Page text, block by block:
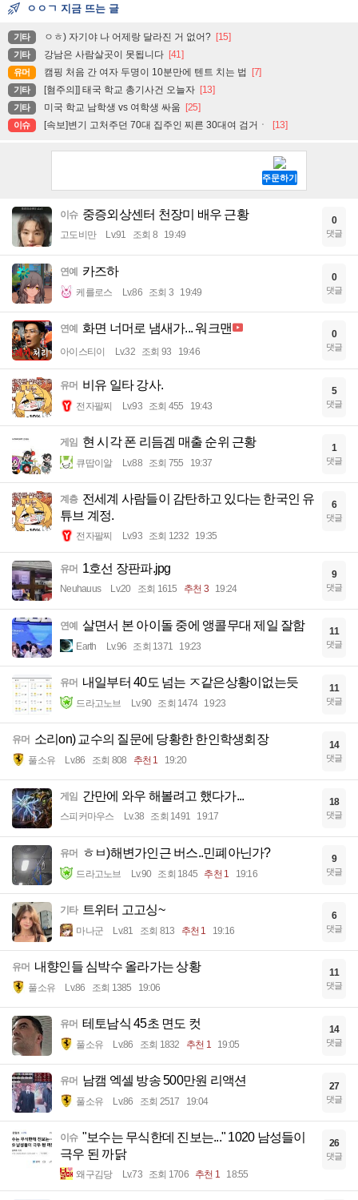
ㅇㅇㄱ 지금 뜨는 글
기타 ㅇㅎ) 자기야 나 어제랑 달라진 거 없어? [15]
기타 강남은 사람살곳이 못됩니다 [41]
유머 캠핑 처음 간 여자 두명이 10분만에 텐트 치는 법 [7]
기타 [혐주의]] 태국 학교 총기사건 오늘자 [13]
기타 미국 학교 남학생 vs 여학생 싸움 [25]
이슈 [속보]변기 고처주던 70대 집주인 찌른 30대여 검거ㆍ [13]
이슈 중증외상센터 천장미 배우 근황
고도비만 Lv.91 조회 8 19:49
0
댓글
연예 카즈하
케를로스 Lv.86 조회 3 19:49
0
댓글
연예 화면 너머로 냄새가... 워크맨
아이스티이 Lv.32 조회 93 19:46
0
댓글
유머 비유 일타 강사.
전자팔찌 Lv.93 조회 455 19:43
5
댓글
게임 현 시각 폰 리듬겜 매출 순위 근황
큐땁이알 Lv.88 조회 755 19:37
1
댓글
계층 전세계 사람들이 감탄하고 있다는 한국인 유
튜브 계정.
전자팔찌 Lv.93 조회 1232 19:35
6
댓글
유머 1호선 장판파.jpg
Neuhauus Lv.20 조회 1615 추천 3 19:24
9
댓글
연예 살면서 본 아이돌 중에 앵콜무대 제일 잘함
Earth Lv.96 조회 1371 19:23
11
댓글
유머 내일부터 40도 넘는 ㅈ같은상황이없는듯
드라고노브 Lv.90 조회 1474 19:23
11
댓글
유머 소리on) 교수의 질문에 당황한 한인학생회장
풀소유 Lv.86 조회 808 추천 1 19:20
14
댓글
게임 간만에 와우 해볼려고 했다가...
스피커마우스 Lv.38 조회 1491 19:17
18
댓글
유머 ㅎㅂ)해변가인근 버스..민폐아닌가?
드라고노브 Lv.90 조회 1845 추천 1 19:16
9
댓글
기타 트위터 고고싱~
마나군 Lv.81 조회 813 추천 1 19:16
6
댓글
유머 내향인들 심박수 올라가는 상황
풀소유 Lv.86 조회 1385 19:06
11
댓글
유머 테토남식 45초 면도 컷
풀소유 Lv.86 조회 1832 추천 1 19:05
14
댓글
유머 남캠 엑셀 방송 500만원 리액션
풀소유 Lv.86 조회 2517 19:04
27
댓글
이슈 "보수는 무식한데 진보는..." 1020 남성들이
극우 된 까닭
왜구김당 Lv.73 조회 1706 추천 1 18:55
26
댓글